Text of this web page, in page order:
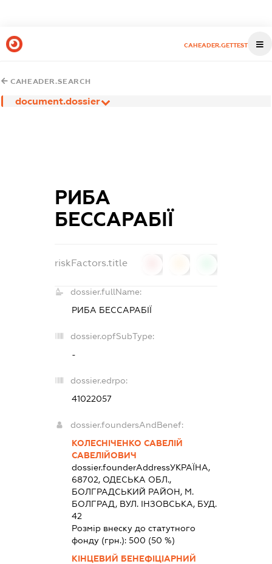
CAHEADER.GETTEST
CAHEADER.SEARCH
document.dossier
РИБА
БЕССАРАБІЇ
riskFactors.title
dossier.fullName:
РИБА БЕССАРАБІЇ
dossier.opfSubType:
-
dossier.edrpo:
41022057
dossier.foundersAndBenef:
КОЛЕСНІЧЕНКО САВЕЛІЙ
САВЕЛІЙОВИЧ
dossier.founderAddressУКРАЇНА,
68702, ОДЕСЬКА ОБЛ.,
БОЛГРАДСЬКИЙ РАЙОН, М.
БОЛГРАД, ВУЛ. ІНЗОВСЬКА, БУД.
42
Розмір внеску до статутного
фонду (грн.): 500 (50 %)
КІНЦЕВИЙ БЕНЕФІЦІАРНИЙ